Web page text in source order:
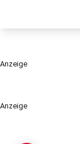
Anzeige
Anzeige